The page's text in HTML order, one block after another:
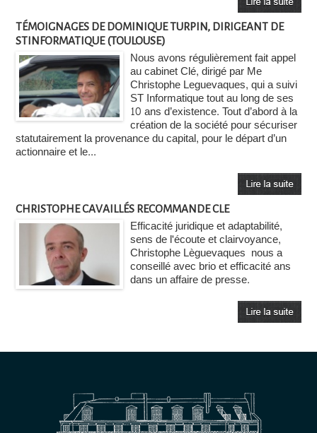
TÉMOIGNAGES DE DOMINIQUE TURPIN, DIRIGEANT DE
STINFORMATIQUE (TOULOUSE)
Nous avons régulièrement fait appel
au cabinet Clé, dirigé par Me
Christophe Leguevaques, qui a suivi
ST Informatique tout au long de ses
10 ans d’existence. Tout d’abord à la
création de la société pour sécuriser
statutairement la provenance du capital, pour le départ d’un
actionnaire et le...
CHRISTOPHE CAVAILLÉS RECOMMANDE CLE
Efficacité juridique et adaptabilité,
sens de l'écoute et clairvoyance,
Christophe Lèguevaques nous a
conseillé avec brio et efficacité ans
dans un affaire de presse.